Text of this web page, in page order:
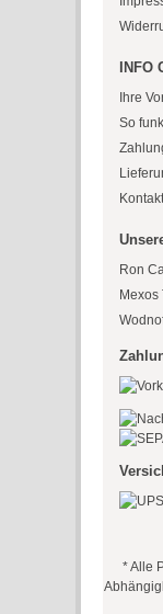
INFO
Ihre
So
Kontakt
Ron
Mexos
* Alle